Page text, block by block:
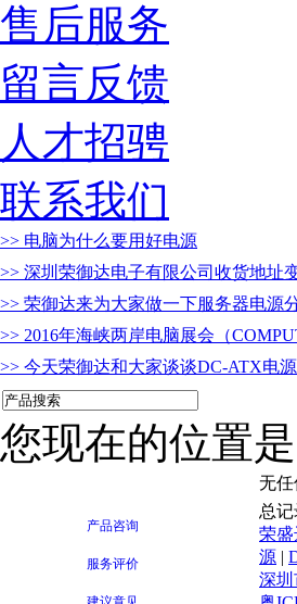
售后服务
留言反馈
人才招骋
联系我们
>> 电脑为什么要用好电源
>> 深圳荣御达电子有限公司收货地址
>> 荣御达来为大家做一下服务器电源
>> 2016年海峡两岸电脑展会（
>> 今天荣御达和大家谈谈DC-ATX电
您现在的位置是
产品咨询
服务评价
无任
总
荣
源 |
深圳